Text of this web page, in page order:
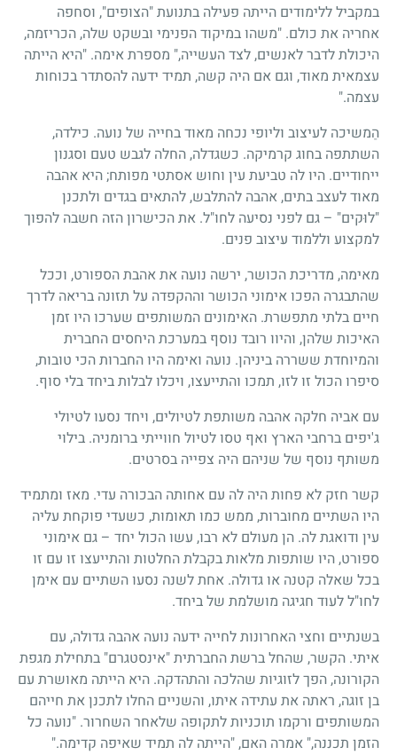
במקביל ללימודים הייתה פעילה בתנועת "הצופים", וסחפה
אחריה את כולם. "משהו במיקוד הפנימי ובשקט שלה, הכריזמה,
היכולת לדבר לאנשים, לצד העשייה," מספרת אימה. "היא הייתה
עצמאית מאוד, וגם אם היה קשה, תמיד ידעה להסתדר בכוחות
עצמה."
הַמשיכה לעיצוב וליופי נכחה מאוד בחייה של נועה. כילדה,
השתתפה בחוג קרמיקה. כשגדלה, החלה לגבש טעם וסגנון
ייחודיים. היו לה טביעת עין וחוש אסתטי מפותח; היא אהבה
מאוד לעצב בתים, אהבה להתלבש, להתאים בגדים ולתכנן
"לוּקים" – גם לפני נסיעה לחו"ל. את הכישרון הזה חשבה להפוך
למקצוע וללמוד עיצוב פנים.
מאימה, מדריכת הכושר, ירשה נועה את אהבת הספורט, וככל
שהתבגרה הפכו אימוני הכושר וההקפדה על תזונה בריאה לדרך
חיים בלתי מתפשרת. האימונים המשותפים שערכו היו זמן
האיכות שלהן, והיוו רובד נוסף במערכת היחסים החברית
והמיוחדת ששררה ביניהן. נועה ואימה היו החברות הכי טובות,
סיפרו הכול זו לזו, תמכו והתייעצו, ויכלו לבלות ביחד בלי סוף.
עם אביה חלקה אהבה משותפת לטיולים, ויחד נסעו לטיולי
ג'יפים ברחבי הארץ ואף טסו לטיול חווייתי ברומניה. בילוי
משותף נוסף של שניהם היה צפייה בסרטים.
קשר חזק לא פחות היה לה עם אחותה הבכורה עדי. מאז ומתמיד
היו השתיים מחוברות, ממש כמו תאומות, כשעדי פוקחת עליה
עין ודואגת לה. הן מעולם לא רבו, עשו הכול יחד – גם אימוני
ספורט, היו שותפות מלאות בקבלת החלטות והתייעצו זו עם זו
בכל שאלה קטנה או גדולה. אחת לשנה נסעו השתיים עם אימן
לחו"ל לעוד חגיגה מושלמת של ביחד.
בשנתיים וחצי האחרונות לחייה ידעה נועה אהבה גדולה, עם
איתי. הקשר, שהחל ברשת החברתית "אינסטגרם" בתחילת מגפת
הקורונה, הפך לזוגיות שהלכה והתהדקה. היא הייתה מאושרת עם
בן זוגה, ראתה את עתידה איתו, והשניים החלו לתכנן את חייהם
המשותפים ורקמו תוכניות לתקופה שלאחר השחרור. "נועה כל
הזמן תכננה," אמרה האם, "הייתה לה תמיד שאיפה קדימה."